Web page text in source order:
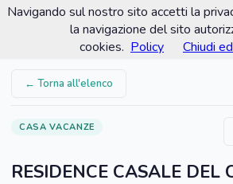
Comune di Porto Recanati
Portale turistico ufficiale
← Torna all'elenco
CASA VACANZE
RESIDENCE CASALE DEL
Navigando sul nostro sito accetti la
la navigazione del sito
cookies. Policy Chiudi